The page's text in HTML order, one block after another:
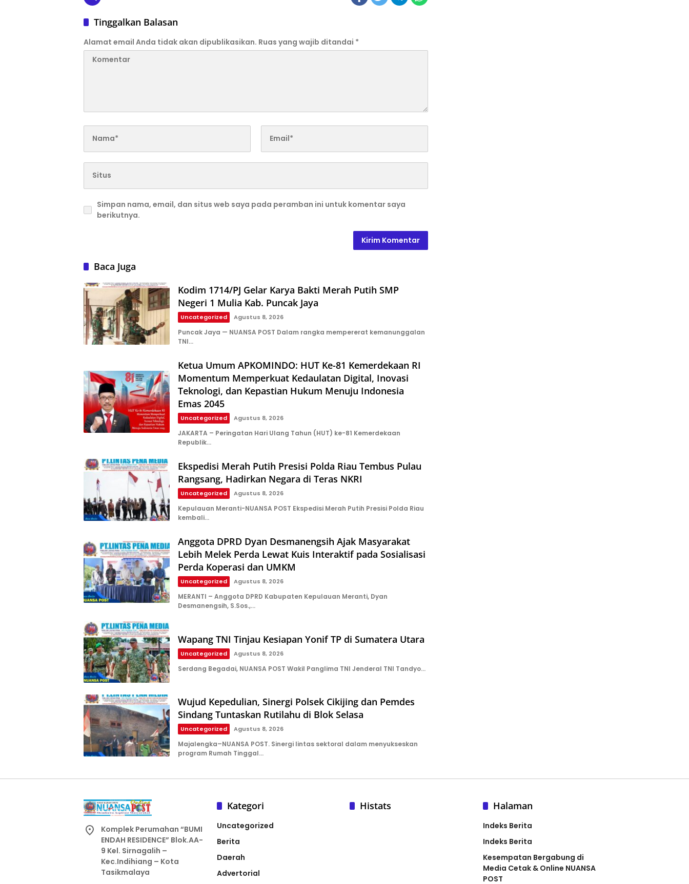
Tinggalkan Balasan
Alamat email Anda tidak akan dipublikasikan. Ruas yang wajib ditandai *
Simpan nama, email, dan situs web saya pada peramban ini untuk komentar saya
berikutnya.
Baca Juga
Kodim 1714/PJ Gelar Karya Bakti Merah Putih SMP
Negeri 1 Mulia Kab. Puncak Jaya
Uncategorized Agustus 8, 2026
Puncak Jaya — NUANSA POST Dalam rangka mempererat kemanunggalan
TNI…
Ketua Umum APKOMINDO: HUT Ke-81 Kemerdekaan RI
Momentum Memperkuat Kedaulatan Digital, Inovasi
Teknologi, dan Kepastian Hukum Menuju Indonesia
Emas 2045
Uncategorized Agustus 8, 2026
JAKARTA – Peringatan Hari Ulang Tahun (HUT) ke-81 Kemerdekaan
Republik…
Ekspedisi Merah Putih Presisi Polda Riau Tembus Pulau
Rangsang, Hadirkan Negara di Teras NKRI
Uncategorized Agustus 8, 2026
Kepulauan Meranti-NUANSA POST Ekspedisi Merah Putih Presisi Polda Riau
kembali…
Anggota DPRD Dyan Desmanengsih Ajak Masyarakat
Lebih Melek Perda Lewat Kuis Interaktif pada Sosialisasi
Perda Koperasi dan UMKM
Uncategorized Agustus 8, 2026
MERANTI – Anggota DPRD Kabupaten Kepulauan Meranti, Dyan
Desmanengsih, S.Sos.,…
Wapang TNI Tinjau Kesiapan Yonif TP di Sumatera Utara
Uncategorized Agustus 8, 2026
Serdang Begadai, NUANSA POST Wakil Panglima TNI Jenderal TNI Tandyo…
Wujud Kepedulian, Sinergi Polsek Cikijing dan Pemdes
Sindang Tuntaskan Rutilahu di Blok Selasa‎‎
Uncategorized Agustus 8, 2026
Majalengka–NUANSA POST. Sinergi lintas sektoral dalam menyukseskan
program Rumah Tinggal…
Komplek Perumahan “BUMI
ENDAH RESIDENCE” Blok.AA-
9 Kel. Sirnagalih –
Kec.Indihiang – Kota
Tasikmalaya
Kategori
Uncategorized
Berita
Daerah
Advertorial
Histats Halaman
Indeks Berita
Indeks Berita
Kesempatan Bergabung di
Media Cetak & Online NUANSA
POST